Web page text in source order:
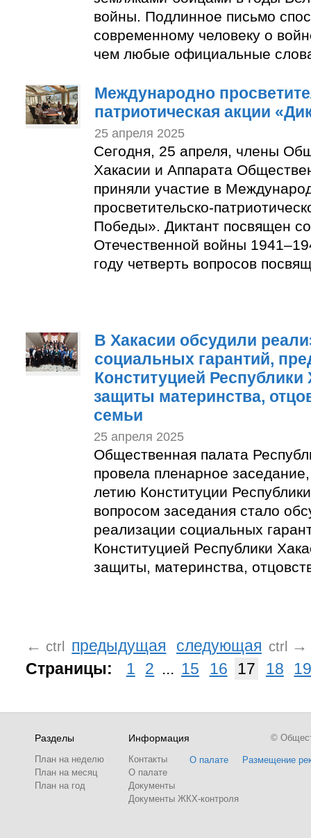
войны. Подлинное письмо
современному человеку о
чем любые официальные
Международно
патриотическая акции
25 апреля 2025
Сегодня, 25 апреля, члены
Хакасии и Аппарата
приняли участие в
просветительско-
Победы». Диктант посвящен
Отечественной войны
году четверть вопросов
В Хакасии обсудили
социальных гарантий,
Конституцией Республики
защиты материнства,
семьи
25 апреля 2025
Общественная палата
провела пленарное
летию Конституции
вопросом заседания стало
реализации социальных
Конституцией Республики
защиты, материнства,
← ctrl предыдущая следующая ctrl
→
Страницы:
1 2 ... 15 16 17 18
Разделы
План на неделю
План на месяц
План на год
Информация
Контакты
О палате
Документы
Документы ЖКХ-контроля
О палате Размещение
©